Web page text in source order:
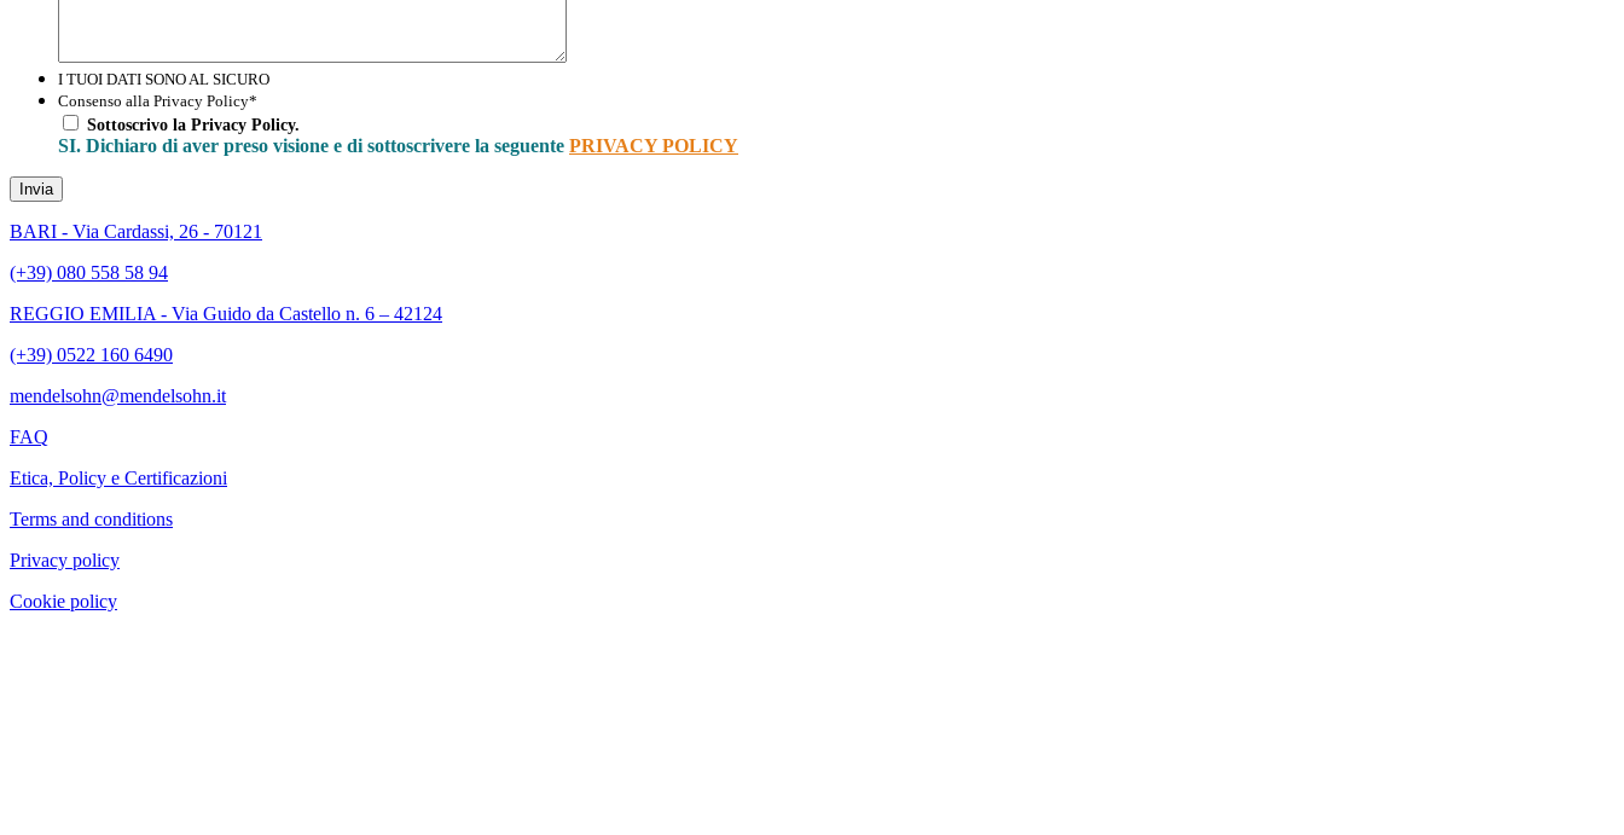
I TUOI DATI SONO AL SICURO
Consenso alla Privacy Policy*
Sottoscrivo la Privacy Policy.
SI. Dichiaro di aver preso visione e di sottoscrivere la seguente PRIVACY POLICY
Invia
BARI - Via Cardassi, 26 - 70121
(+39) 080 558 58 94
REGGIO EMILIA - Via Guido da Castello n. 6 – 42124
(+39) 0522 160 6490
mendelsohn@mendelsohn.it
FAQ
Etica, Policy e Certificazioni
Terms and conditions
Privacy policy
Cookie policy